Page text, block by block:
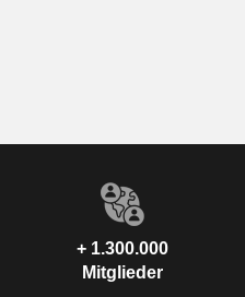
+ 1.300.000
Mitglieder